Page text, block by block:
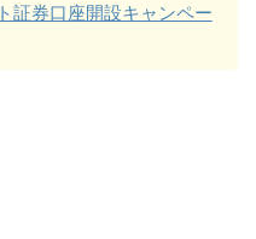
証券口座開設キャンペー